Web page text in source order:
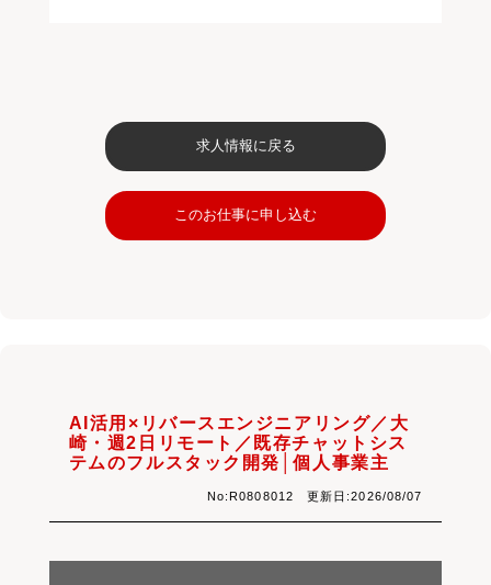
求人情報に戻る
このお仕事に申し込む
AI活用×リバースエンジニアリング／大
崎・週2日リモート／既存チャットシス
テムのフルスタック開発│個人事業主
No:R0808012 更新日:2026/08/07